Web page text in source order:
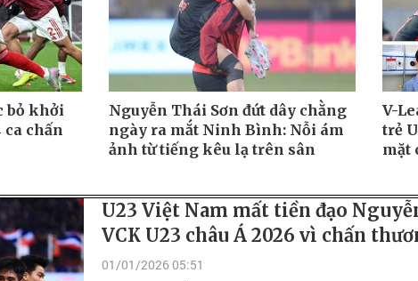
bỏ khởi
ca chấn
Nguyễn Thái Sơn đứt dây chằng
ngày ra mắt Ninh Bình: Nỗi ám
ảnh từ tiếng kêu lạ trên sân
V-
trẻ
mặt
U23 Việt Nam mất tiền đạo
VCK U23 châu Á 2026 vì chấn
01/01/2026 05:51